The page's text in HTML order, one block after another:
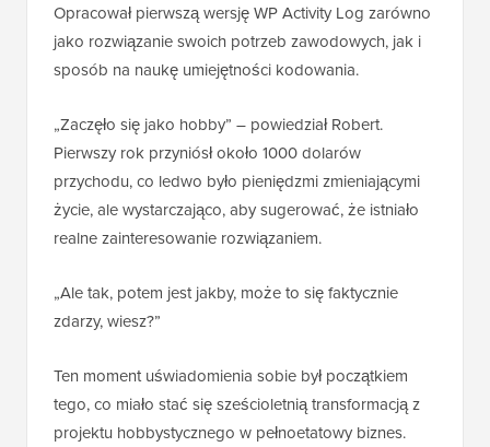
Opracował pierwszą wersję WP Activity Log zarówno
jako rozwiązanie swoich potrzeb zawodowych, jak i
sposób na naukę umiejętności kodowania.
„Zaczęło się jako hobby” – powiedział Robert.
Pierwszy rok przyniósł około 1000 dolarów
przychodu, co ledwo było pieniędzmi zmieniającymi
życie, ale wystarczająco, aby sugerować, że istniało
realne zainteresowanie rozwiązaniem.
„Ale tak, potem jest jakby, może to się faktycznie
zdarzy, wiesz?”
Ten moment uświadomienia sobie był początkiem
tego, co miało stać się sześcioletnią transformacją z
projektu hobbystycznego w pełnoetatowy biznes.